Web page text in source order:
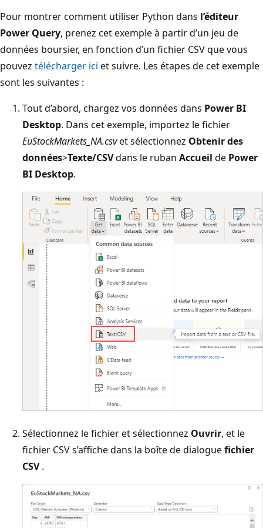
Pour montrer comment utiliser Python dans l’éditeur
Power Query, prenez cet exemple à partir d’un jeu de
données boursier, en fonction d’un fichier CSV que vous
pouvez télécharger ici et suivre. Les étapes de cet exemple
sont les suivantes :
Tout d’abord, chargez vos données dans Power BI
Desktop. Dans cet exemple, importez le fichier
EuStockMarkets_NA.csvet sélectionnez Obtenir des
données>Texte/CSVdans le ruban Accueil de Power
BI Desktop.
Sélectionnez le fichier et sélectionnez Ouvrir, et le
fichier CSV s’affiche dans la boîte de dialoguefichier
CSV.